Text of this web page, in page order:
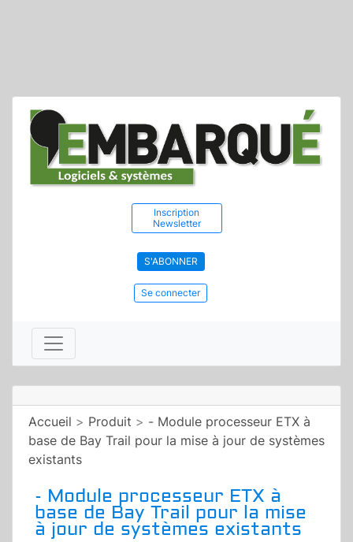
Inscription
Newsletter
S'ABONNER
Se connecter
Accueil > Produit > - Module processeur ETX à
base de Bay Trail pour la mise à jour de systèmes
existants
- Module processeur ETX à
base de Bay Trail pour la mise
à jour de systèmes existants